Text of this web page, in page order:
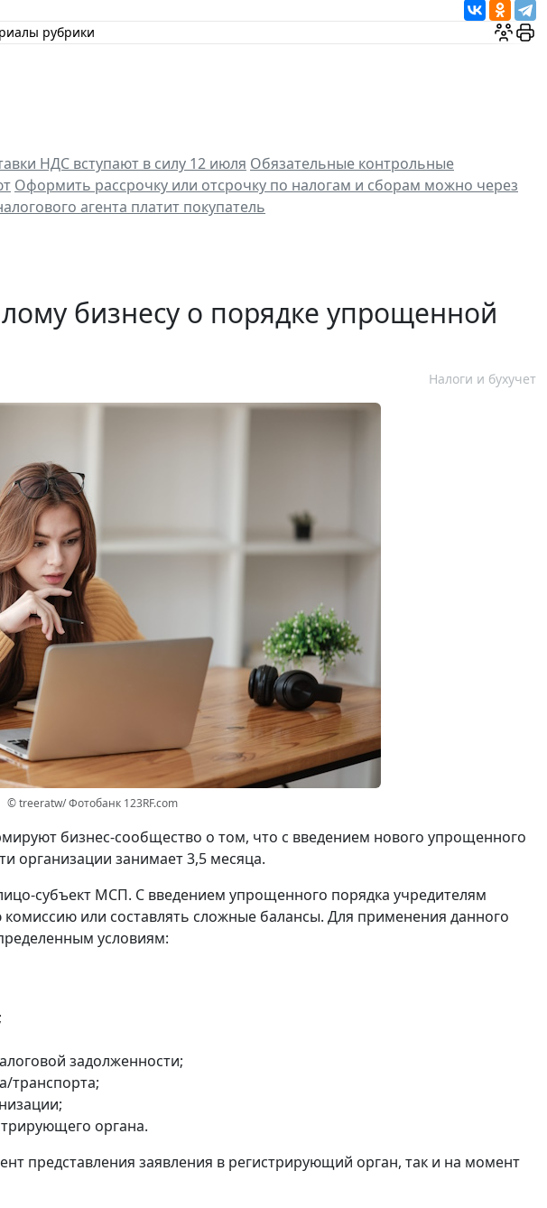
рубрики
НДС вступают в силу 12 июля Обязательные контрольные
Оформить рассрочку или отсрочку по налогам и сборам можно через
агента платит покупатель
бизнесу о порядке упрощенной
Налоги и бухучет
© treeratw/ Фотобанк 123RF.com
бизнес-сообщество о том, что с введением нового упрощенного
организации занимает 3,5 месяца.
субъект МСП. С введением упрощенного порядка учредителям
или составлять сложные балансы. Для применения данного
условиям:
задолженности;
транспорта;
органа.
представления заявления в регистрирующий орган, так и на момент